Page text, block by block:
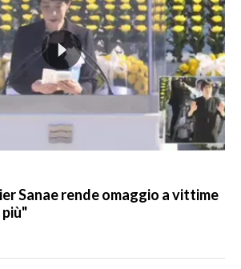
Sanae rende omaggio a vittime